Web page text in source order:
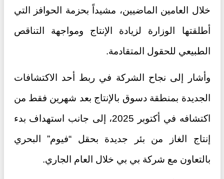
خلال العامين الماضيين، مشيداً بحزمة الحوافز التي
أطلقتها الوزارة لزيادة الإنتاج ومواجهة التناقص
الطبيعي للحقول المتقادمة.
وأشار إلى نجاح الشركة في ربط أحد الاكتشافات
الجديدة بمنطقة دسوق بالإنتاج بعد شهرين فقط من
اكتشافه في أكتوبر 2025، إلى جانب استهداف بدء
إنتاج الغاز من بئر جديدة بحقل “فيوم” البحري
بالتعاون مع شركة بي بي خلال العام الجاري.